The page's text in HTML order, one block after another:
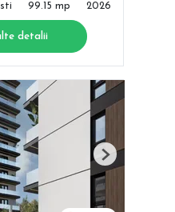
99.15 mp 2026
detalii
Next